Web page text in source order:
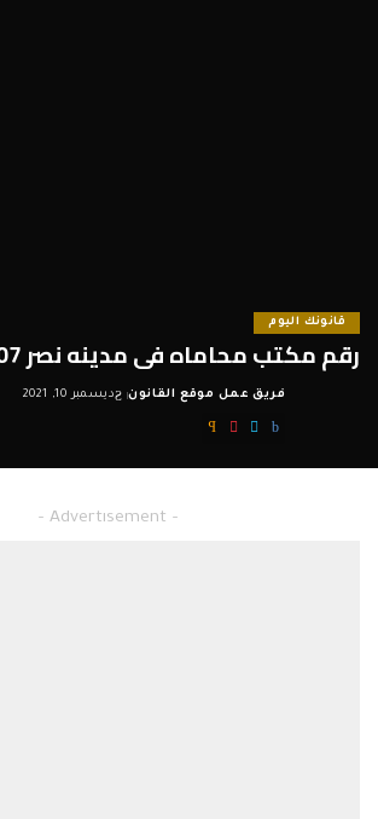
قانونك اليوم
رقم مكتب محاماه فى مدينه نصر 01281912707
Posted
by
فريق عمل موقع القانون ديسمبر 10, 2021
– Advertisement –